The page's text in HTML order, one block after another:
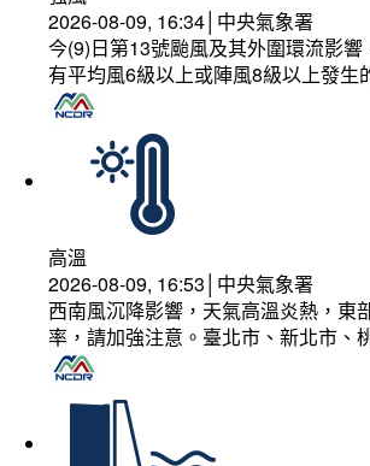
2026-08-09, 16:34│中央氣象署
今(9)日第13號颱風及其外圍環流影
有平均風6級以上或陣風8級以上發生
高溫
2026-08-09, 16:53│中央氣象署
西南風沉降影響，天氣高溫炎熱，東
率，請加強注意。臺北市、新北市